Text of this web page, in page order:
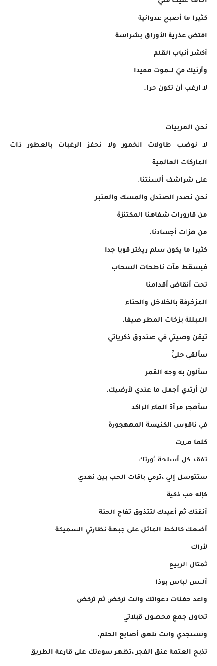
كثيرا ما أصبح عدوانية
افتض عذرية الأوراق بشراسة
أكشر أنياب القلم
وأرثيك فيَ لتموت مقيدا
لا ارغب أن تكون حرا.
نحن العربيات
لا نوضب طاولات الخمور ولا نحفز الرغبات بالعطور ذات
الماركات العالمية
على شراشف ألسنتنا.
نحن نصدر الصندل والمسك والعنبر
من قارورات شفاهنا المكتنزة
من هزات أجسادنا.
كثيرا ما يكون سلم ريختر قويا جدا
فيسقط مآت ناطحات السحاب
تحت أنقاض أقدامنا
المزخرفة بالخلاخل والحناء
المبللة بزخات المطر صيفا.
تيقن وصيتي في صندوق ذكرياتي
سألقي حليِّ
سألون به وجه القمر
لن أرتدي أجمل ما عندي لأرضيك.
سأهجر مرآة الماء الراكد
في ناقوس الكنيسة المههجورة
كلما مررت
تفقد كل أسلحة ثورتك
ستتوسل إلي ،ترمي باقات الحب بين نهدي
كإله حب ذكية
أنقذك ثم أعيدك لتتذوق تفاح الجنة
أضعك كالخط المائل على جبهة نظارتي السميكة
لأراك
ثمتال الربيع
ألبس لباس بوذا
واعد حفنات دعواتك وانت تركض ثم تركض
تحاول جمع محصول قبلاتي
وتستجدي وانت تلعق أصابع الحلم.
تذبح العتمة عنق الفجر ،تظهر سوءتك على قارعة الطريق